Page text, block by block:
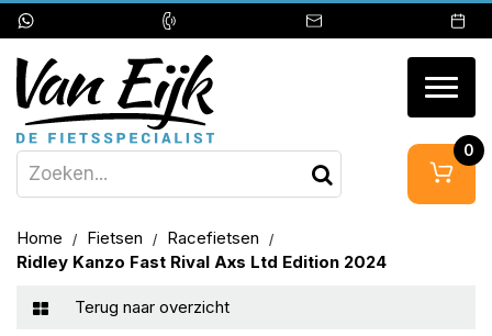
0
Home Fietsen
Racefietsen
Ridley Kanzo Fast Rival Axs Ltd Edition 2024
Terug naar overzicht